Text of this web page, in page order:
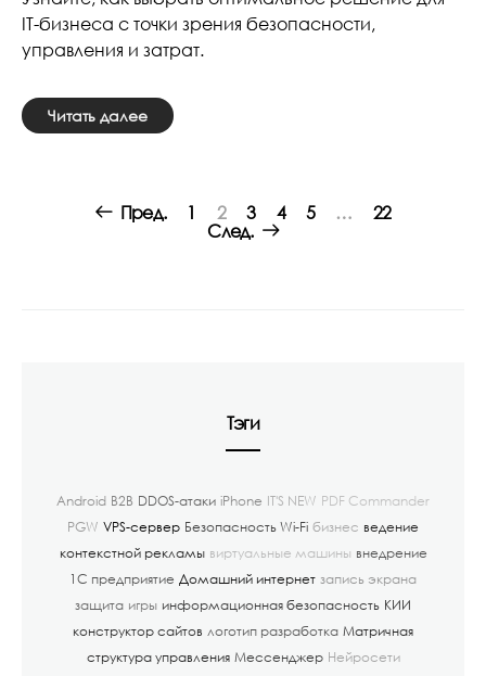
IT-бизнеса с точки зрения безопасности,
управления и затрат.
Читать далее
navigation
Пред. 1 2 3 4 5 …
22
След.
Тэги
Android B2B DDOS-атаки iPhone IT'S NEW PDF Commander
PGW VPS-сервер Безопасность Wi-Fi бизнес ведение
контекстной рекламы виртуальные машины внедрение
1С предприятие Домашний интернет запись экрана
защита игры информационная безопасность КИИ
конструктор сайтов логотип разработка Матричная
структура управления Мессенджер Нейросети